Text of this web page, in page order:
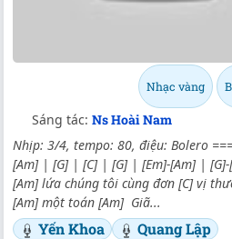
Nhạc vàng
Sáng tác: Ns Hoài Nam
Nhịp: 3/4, tempo: 80, điệu: Bolero
[Am] | [G] | [C] | [G] | [Em]-[Am] |
[Am] lứa chúng tôi cùng đơn [C] vị
[Am] một toán [Am] Giã...
Yến Khoa Quang Lập